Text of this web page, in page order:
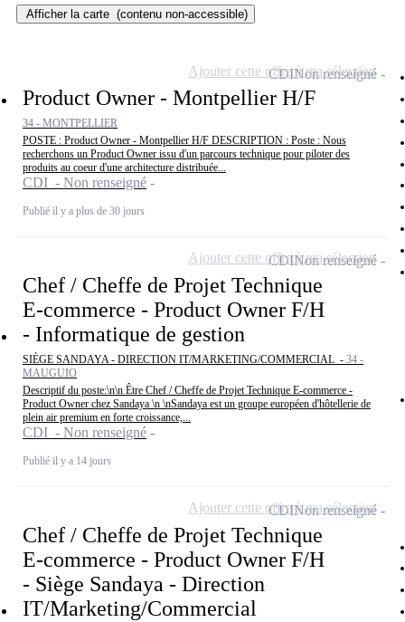
Afficher la carte (contenu non-accessible)
Product Owner - Montpellier H/F
34 - MONTPELLIER
POSTE : Product Owner - Montpellier H/F DESCRIPTION : Poste : Nous
recherchons un Product Owner issu d'un parcours technique pour piloter des
produits au coeur d'une architecture distribuée...
CDI - Non renseigné
Publié il y a plus de 30 jours
CDINon renseigné
Ajouter cette offre à ma sélection
Chef / Cheffe de Projet Technique
E-commerce - Product Owner F/H
- Informatique de gestion
SIÈGE SANDAYA - DIRECTION IT/MARKETING/COMMERCIAL - 34 -
MAUGUIO
Descriptif du poste:\n\n Être Chef / Cheffe de Projet Technique E-commerce -
Product Owner chez Sandaya \n \nSandaya est un groupe européen d'hôtellerie de
plein air premium en forte croissance,...
CDI - Non renseigné
Publié il y a 14 jours
CDINon renseigné
Ajouter cette offre à ma sélection
Chef / Cheffe de Projet Technique
E-commerce - Product Owner F/H
- Siège Sandaya - Direction
IT/Marketing/Commercial
CDINon renseigné
Ajouter cette offre à ma sélection